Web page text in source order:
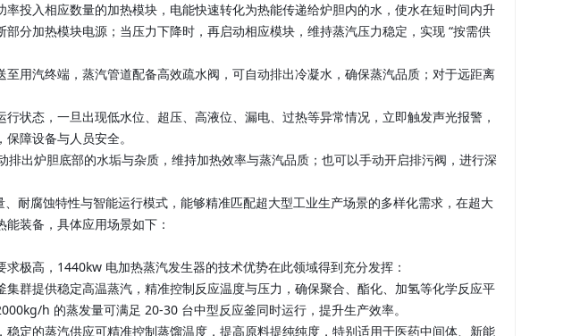
率投入相应数量的加热模块，电能快速转化为热能传递给炉胆内的水，使水在短时间内升
分加热模块电源；当压力下降时，再启动相应模块，维持蒸汽压力稳定，实现 “按需供
至用汽终端，蒸汽管道配备高效疏水阀，可自动排出冷凝水，确保蒸汽品质；对于远距离
行状态，一旦出现低水位、超压、高液位、漏电、过热等异常情况，立即触发声光报警，
障设备与人员安全。
排出炉胆底部的水垢与杂质，维持加热效率与蒸汽品质；也可以手动开启排污阀，进行深
耐腐蚀特性与智能运行模式，能够精准匹配超大型工业生产场景的多样化需求，在超大
装备，具体应用场景如下：
极高，1440kw 电加热蒸汽发生器的技术优势在此领域得到充分发挥：
集群提供稳定高温蒸汽，精准控制反应温度与压力，确保聚合、酯化、加氢等化学反应平
h 的蒸发量可满足 20-30 台中型反应釜同时运行，提升生产效率。
稳定的蒸汽供应可精准控制蒸馏温度，提高原料提纯纯度，特别适用于医药中间体、新能